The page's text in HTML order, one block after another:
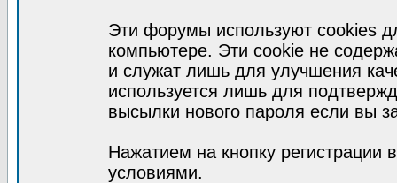
Эти форумы используют cookies
компьютере. Эти cookie не
и служат лишь для улучшения
используется лишь для
высылки нового пароля если вы
Нажатием на кнопку регистрации
условиями.